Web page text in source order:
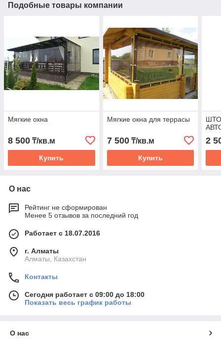
Подобные товары компании
Мягкие окна
8 500 ₸/кв.м
Купить
Мягкие окна для террасы
7 500₸/кв.м
Купить
2
О нас
Рейтинг не сформирован
Менее 5 отзывов за последний год
Работает с 18.07.2016
г. Алматы
Алматы, Казахстан
Контакты
Сегодня работает с 09:00 до 18:00
Показать весь график работы
О нас